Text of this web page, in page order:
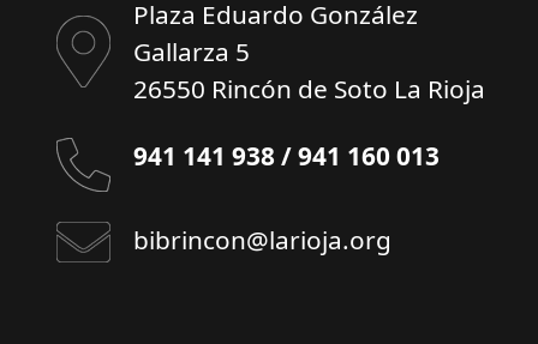
Plaza Eduardo González
Gallarza 5
26550 Rincón de Soto La Rioja
941 141 938 / 941 160 013
bibrincon@larioja.org